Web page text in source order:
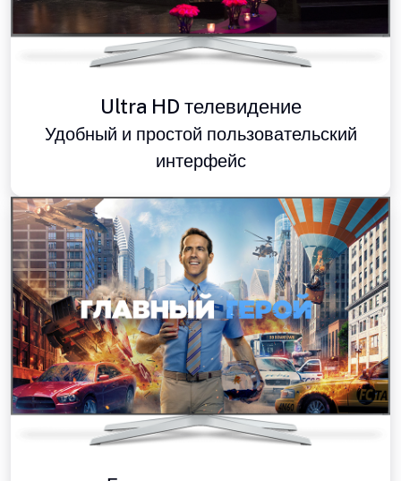
Ultra HD телевидение
Удобный и простой пользовательский
интерфейс